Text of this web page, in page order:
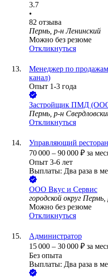
3.7
•
82 отзыва
Пермь, р-н Ленинский
Можно без резюме
Откликнуться
Менеджер по продажам
канал)
Опыт 1-3 года
Застройщик ПМД
Пермь, р-н
Откликнуться
Управляющий
70 000 – 90 000 ₽ за
Опыт 3-6 лет
Выплаты: Два раза в
ООО Вкус и Сервис
городской округ
Можно без резюме
Откликнуться
Администратор
15 000 – 30 000 ₽ за
Без опыта
Выплаты: Два раза в